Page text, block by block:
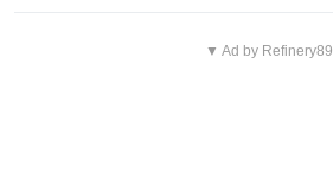
▼ Ad by Refinery89